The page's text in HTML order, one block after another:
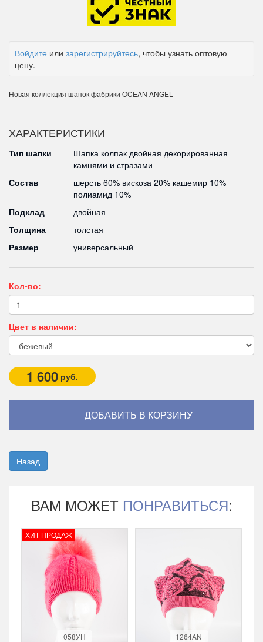
Войдите или зарегистрируйтесь, чтобы узнать оптовую
цену.
Новая коллекция шапок фабрики OCEAN ANGEL
ХАРАКТЕРИСТИКИ
Тип шапки
Шапка колпак двойная декорированная
камнями и стразами
Состав
шерсть 60% вискоза 20% кашемир 10%
полиамид 10%
Подклад
двойная
Толщина
толстая
Размер
универсальный
Кол-во:
Цвет в наличии:
1 600 руб.
Назад
ВАМ МОЖЕТ ПОНРАВИТЬСЯ:
ХИТ ПРОДАЖ
058УН 1264AN